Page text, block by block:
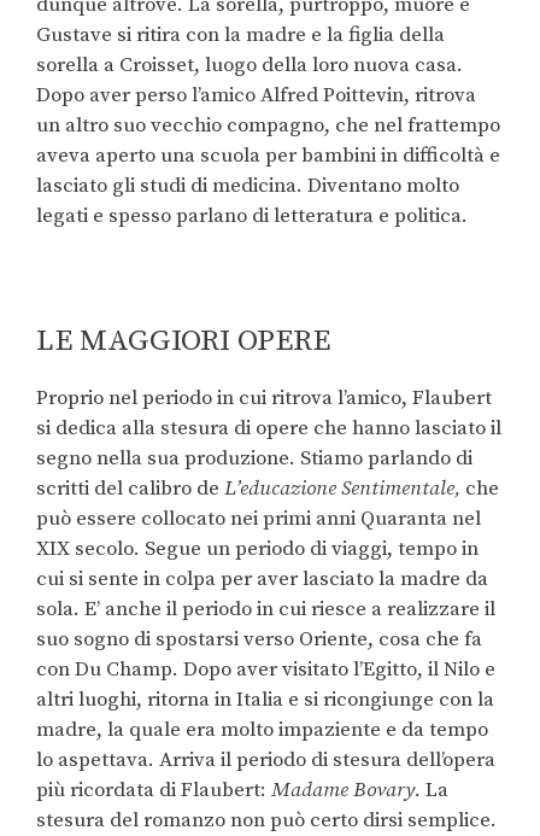
Gustave si ritira con la madre e la figlia della
sorella a Croisset, luogo della loro nuova casa.
Dopo aver perso l’amico Alfred Poittevin, ritrova
un altro suo vecchio compagno, che nel frattempo
aveva aperto una scuola per bambini in difficoltà e
lasciato gli studi di medicina. Diventano molto
legati e spesso parlano di letteratura e politica.
LE MAGGIORI OPERE
Proprio nel periodo in cui ritrova l’amico, Flaubert
si dedica alla stesura di opere che hanno lasciato il
segno nella sua produzione. Stiamo parlando di
scritti del calibro de L’educazione Sentimentale, che
può essere collocato nei primi anni Quaranta nel
XIX secolo. Segue un periodo di viaggi, tempo in
cui si sente in colpa per aver lasciato la madre da
sola. E’ anche il periodo in cui riesce a realizzare il
suo sogno di spostarsi verso Oriente, cosa che fa
con Du Champ. Dopo aver visitato l’Egitto, il Nilo e
altri luoghi, ritorna in Italia e si ricongiunge con la
madre, la quale era molto impaziente e da tempo
lo aspettava. Arriva il periodo di stesura dell’opera
più ricordata di Flaubert: Madame Bovary. La
stesura del romanzo non può certo dirsi semplice.